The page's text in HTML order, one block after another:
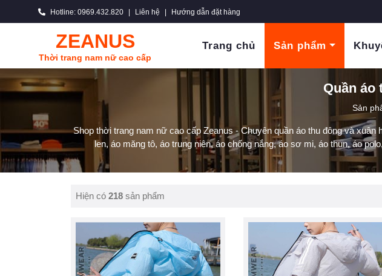
Hotline: 0969.432.820 Liên hệ Hướng dẫn đặt hàng
ZEANUS
Thời trang nam nữ cao cấp
Trang chủ Sản phẩm
Quần áo
Sản
Shop thời trang nam nữ cao cấp Zeanus - Chuyên quần áo thu đông và
len, áo măng tô, áo trung niên, áo chống nắng, áo sơ mi, áo thun, áo
Hiện có 218 sản phẩm